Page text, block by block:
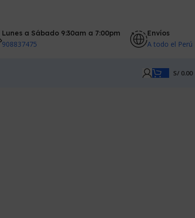
Lunes a Sábado 9:30am a 7:00pm
908837475
Envíos
A todo el Perú
S/ 0.00